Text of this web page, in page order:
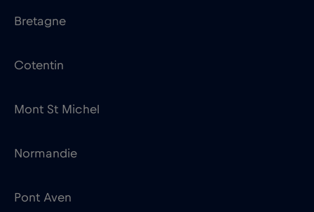
Bretagne
Cotentin
Mont St Michel
Normandie
Pont Aven